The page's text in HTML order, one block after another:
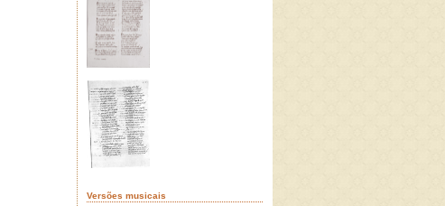
Versões musicais